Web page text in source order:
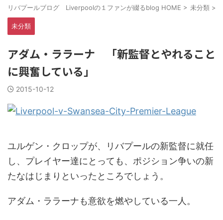
リバプールブログ Liverpoolの１ファンが綴るblog HOME > 未分類 >
未分類
アダム・ララーナ 「新監督とやれること
に興奮している」
2015-10-12
ユルゲン・クロップが、リバプールの新監督に就任
し、プレイヤー達にとっても、ポジション争いの新
たなはじまりといったところでしょう。
アダム・ララーナも意欲を燃やしている一人。